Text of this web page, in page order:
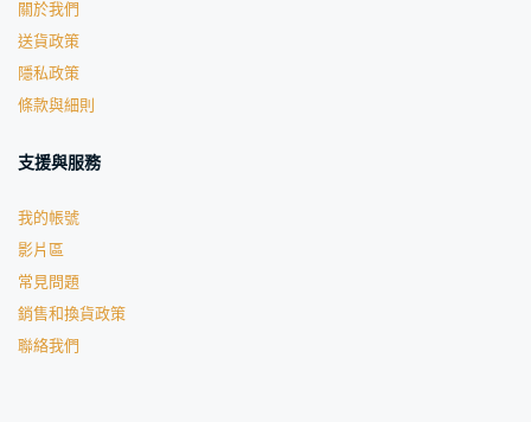
關於我們
送貨政策
隱私政策
條款與細則
支援與服務
我的帳號
影片區
常見問題
銷售和換貨政策
聯絡我們